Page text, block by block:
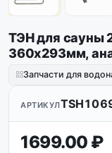
ТЭН для сауны
360х293мм,
Запчасти для
АРТИКУЛ
1699.00 ₽